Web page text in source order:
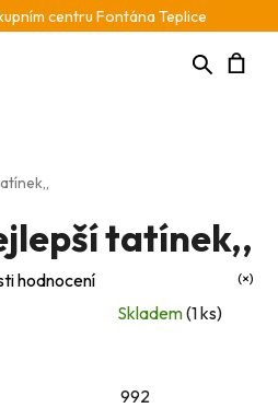
centru Fontána Teplice
Hledat
Skladem(1 ks)
992
tatínek,,
hodnocení